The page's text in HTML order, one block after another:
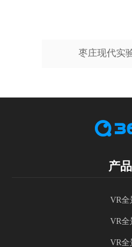
枣庄现代实
产
VR全
VR全
VR全